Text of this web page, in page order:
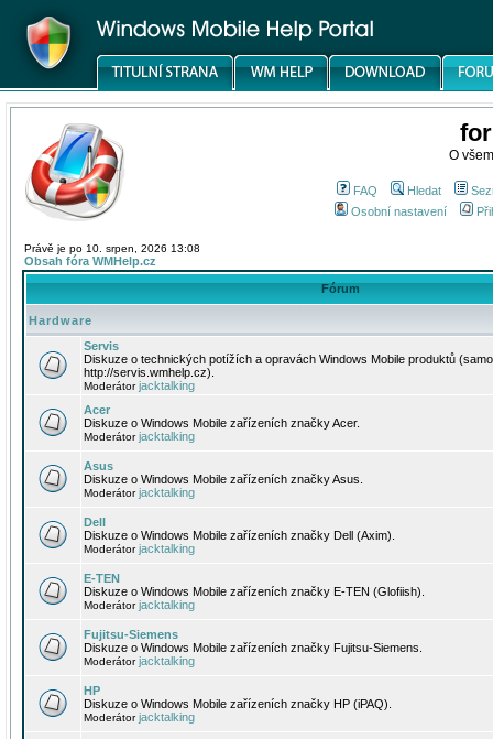
O
FAQ Hledat
Osobní nastavení
Právě je po 10. srpen, 2026 13:08
Obsah fóra WMHelp.cz
Fórum
Hardware
Servis
Diskuze o technických potížích a opravách Windows Mobile produktů
http://servis.wmhelp.cz).
Moderátorjacktalking
Acer
Diskuze o Windows Mobile zařízeních značky Acer.
Moderátorjacktalking
Asus
Diskuze o Windows Mobile zařízeních značky Asus.
Moderátorjacktalking
Dell
Diskuze o Windows Mobile zařízeních značky Dell (Axim).
Moderátorjacktalking
E-TEN
Diskuze o Windows Mobile zařízeních značky E-TEN (Glofiish).
Moderátorjacktalking
Fujitsu-Siemens
Diskuze o Windows Mobile zařízeních značky Fujitsu-Siemens.
Moderátorjacktalking
HP
Diskuze o Windows Mobile zařízeních značky HP (iPAQ).
Moderátorjacktalking